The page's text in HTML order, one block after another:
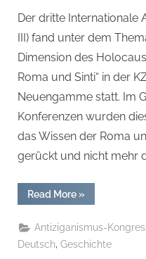
Der dritte Internationale
III) fand unter dem
Dimension des
Roma und Sinti“ in der
Neuengamme statt. Im
Konferenzen wurden
das Wissen der Roma
gerückt und nicht mehr
Read More“Report
zum
Internationalen
Kongreß:
»
Antiziganismus-
Deutsch, Geschichte